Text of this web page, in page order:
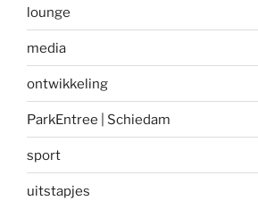
lounge
media
ontwikkeling
ParkEntree | Schiedam
sport
uitstapjes